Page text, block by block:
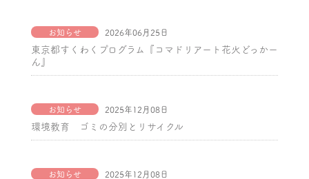
お知らせ 2026年06月25日
東京都すくわくプログラム『コマドリアート花火どっかー
ん』
お知らせ 2025年12月08日
環境教育 ゴミの分別とリサイクル
お知らせ 2025年12月08日